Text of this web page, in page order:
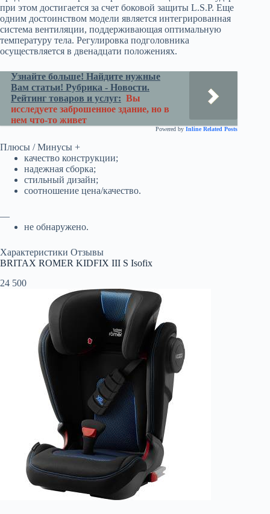
при этом достигается за счет боковой защиты L.S.P. Еще
одним достоинством модели является интегрированная
система вентиляции, поддерживающая оптимальную
температуру тела. Регулировка подголовника
осуществляется в двенадцати положениях.
Узнайте больше! Найдите нужные
Вам статьи! Рубрика - Новости.
Рейтинг товаров и услуг: Вы
исследуете заброшенное здание, но в
нем что-то живет
Powered by Inline Related Posts
Плюсы / Минусы +
качество конструкции;
надежная сборка;
стильный дизайн;
соотношение цена/качество.
—
не обнаружено.
Характеристики Отзывы
BRITAX ROMER KIDFIX III S Isofix
24 500